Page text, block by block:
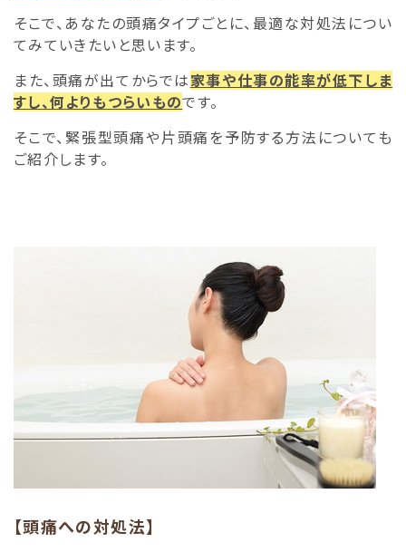
そこで、あなたの頭痛タイプごとに、最適な対処法につい
てみていきたいと思います。
また、頭痛が出てからでは家事や仕事の能率が低下しま
すし、何よりもつらいものです。
そこで、緊張型頭痛や片頭痛を予防する方法についても
ご紹介します。
【頭痛への対処法】